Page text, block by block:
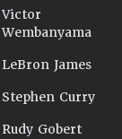
Victor
Wembanyama
LeBron James
Stephen Curry
Rudy Gobert